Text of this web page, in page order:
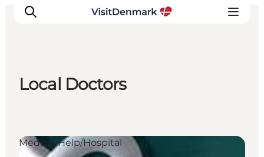
Cosa fare
Dove dormire
Local Doctors
Medical Help/Hospital